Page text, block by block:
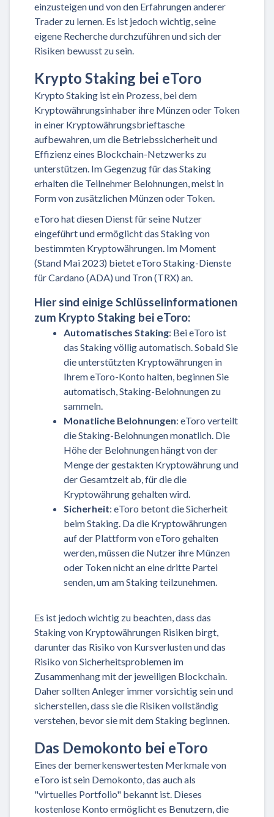
einzusteigen und von den Erfahrungen anderer
Trader zu lernen. Es ist jedoch wichtig, seine
eigene Recherche durchzuführen und sich der
Risiken bewusst zu sein.
Krypto Staking bei eToro
Krypto Staking ist ein Prozess, bei dem
Kryptowährungsinhaber ihre Münzen oder Token
in einer Kryptowährungsbrieftasche
aufbewahren, um die Betriebssicherheit und
Effizienz eines Blockchain-Netzwerks zu
unterstützen. Im Gegenzug für das Staking
erhalten die Teilnehmer Belohnungen, meist in
Form von zusätzlichen Münzen oder Token.
eToro hat diesen Dienst für seine Nutzer
eingeführt und ermöglicht das Staking von
bestimmten Kryptowährungen. Im Moment
(Stand Mai 2023) bietet eToro Staking-Dienste
für Cardano (ADA) und Tron (TRX) an.
Hier sind einige Schlüsselinformationen
zum Krypto Staking bei eToro:
Automatisches Staking: Bei eToro ist
das Staking völlig automatisch. Sobald Sie
die unterstützten Kryptowährungen in
Ihrem eToro-Konto halten, beginnen Sie
automatisch, Staking-Belohnungen zu
sammeln.
Monatliche Belohnungen: eToro verteilt
die Staking-Belohnungen monatlich. Die
Höhe der Belohnungen hängt von der
Menge der gestakten Kryptowährung und
der Gesamtzeit ab, für die die
Kryptowährung gehalten wird.
Sicherheit: eToro betont die Sicherheit
beim Staking. Da die Kryptowährungen
auf der Plattform von eToro gehalten
werden, müssen die Nutzer ihre Münzen
oder Token nicht an eine dritte Partei
senden, um am Staking teilzunehmen.
Es ist jedoch wichtig zu beachten, dass das
Staking von Kryptowährungen Risiken birgt,
darunter das Risiko von Kursverlusten und das
Risiko von Sicherheitsproblemen im
Zusammenhang mit der jeweiligen Blockchain.
Daher sollten Anleger immer vorsichtig sein und
sicherstellen, dass sie die Risiken vollständig
verstehen, bevor sie mit dem Staking beginnen.
Das Demokonto bei eToro
Eines der bemerkenswertesten Merkmale von
eToro ist sein Demokonto, das auch als
"virtuelles Portfolio" bekannt ist. Dieses
kostenlose Konto ermöglicht es Benutzern, die